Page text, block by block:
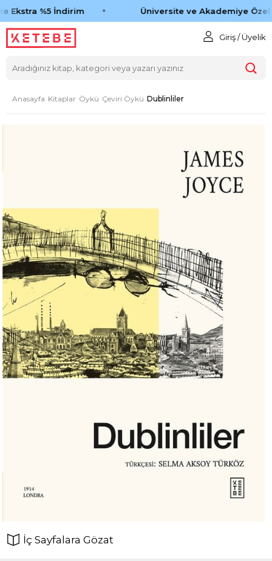
Ekstra %5 İndirim Üniversite ve Akademiye Özel
Giriş / Üyelik
Anasayfa Kitaplar Öykü Çeviri Öykü Dublinliler
İç Sayfalara Gözat